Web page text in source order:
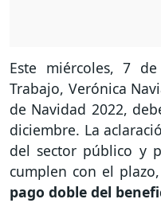
Este miércoles, 7
Trabajo, Verónica
de Navidad 2022,
diciembre. La
del sector público y
cumplen con el plazo,
pago doble del